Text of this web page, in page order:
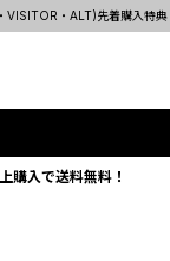
VISITOR・ALT)先着購入特典
購入で送料無料！